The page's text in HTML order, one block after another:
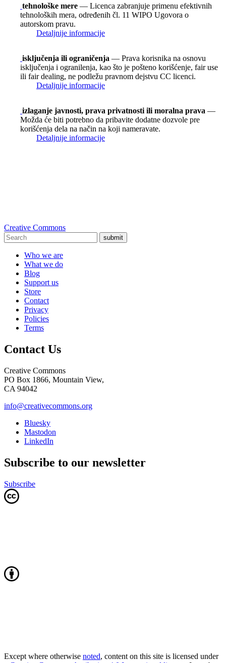
tehnološke mere — Licenca zabranjuje primenu efektivnih
tehnoloških mera, određenih čl. 11 WIPO Ugovora o
autorskom pravu.
Detaljnije informacije
isključenja ili ograničenja — Prava korisnika na osnovu
isključenja i ogranilenja, kao što je pošteno korišćenje, fair use
ili fair dealing, ne podležu pravnom dejstvu CC licenci.
Detaljnije informacije
izlaganje javnosti, prava privatnosti ili moralna prava —
Možda će biti potrebno da pribavite dodatne dozvole pre
korišćenja dela na način na koji nameravate.
Detaljnije informacije
Creative Commons
submit
Who we are
What we do
Blog
Support us
Store
Contact
Privacy
Policies
Terms
Contact Us
Creative Commons
PO Box 1866, Mountain View,
CA 94042
info@creativecommons.org
Bluesky
Mastodon
LinkedIn
Subscribe to our newsletter
Subscribe
Except where otherwise noted, content on this site is licensed under